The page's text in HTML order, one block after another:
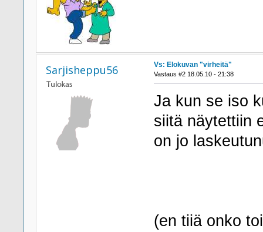
Sarjisheppu56 Vs: Elokuvan "virheitä"
Vastaus #2 18.05.10 - 21:38
Ja kun se iso
siitä näytettiin
on jo
(en tiiä onko